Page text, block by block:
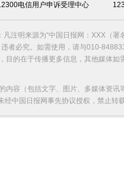
电信用户申诉受理中心
凡注明来源为“中国日报网：XXX（
者必究。如需使用，请与010-
目的在于传播更多信息，其他媒体
内容（包括文字、图片、多媒体资
经中国日报网事先协议授权，禁止转